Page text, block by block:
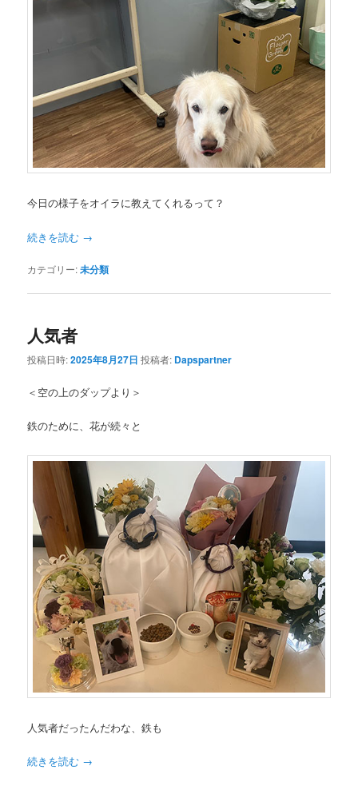
今日の様子をオイラに教えてくれるって？
続きを読む →
カテゴリー:未分類
人気者
投稿日時:2025年8月27日 投稿者: Dapspartner
＜空の上のダップより＞
鉄のために、花が続々と
人気者だったんだわな、鉄も
続きを読む →